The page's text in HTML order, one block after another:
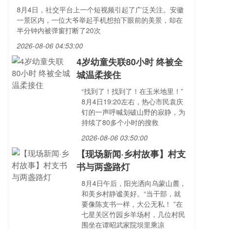
8月4日，社交平台上一个短视频引起了广泛关注。安徽
一景区内，一位大爷举起手机想拍下眼前的美景，却在
半分钟内被弹窗打断了20次
2026-08-06 04:53:00
4岁幼童失联80小时 终被全
城温柔接住
“找到了！找到了！在玉米地里！”
8月4日19:20左右，热心市民袁庆
钉的一声呼喊划破山野的寂静，为
持续了80多个小时的搜救
2026-08-06 03:50:00
【现场新闻·乡村故事】村支
书与两盏路灯
8月4日午后，阳光洒向乌蒙山麓，
和美乡村静谧美好。“当干部，就
要像陈支书一样，大公无私！ ”在
七星关区竹园乡羊场村，几位村民
围坐在谭昭武家院坝里乘凉